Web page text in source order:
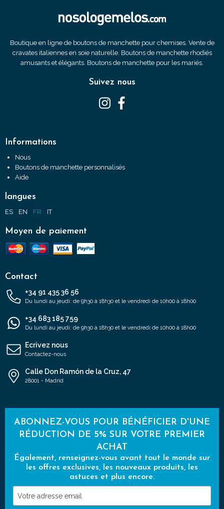
Boutique en ligne de boutons de manchette pour chemises. Vente de
cravates italiennes en soie naturelle. Boutons de manchette rhodiés
amusants et élégants. Boutons de manchette pour les mariés.
Suivez nous
Informations
Nous
Boutons de manchette personnalisés
Aide
langues
ES EN FR IT
Moyen de paiement
Contact
+34 91 435 36 56
Du lundi au jeudi: de 9h30 à 18h30 et le vendredi de 10h00 à 18h00
+34 683 185 759
Du lundi au jeudi: de 9h30 à 18h30 et le vendredi de 10h00 à 18h00
Ecrivez nous
Contactez-nous
Calle Don Ramón de la Cruz, 47
28001 - Madrid
ABONNEZ-VOUS POUR BÉNÉFICIER D'UNE
RÉDUCTION DE 5% SUR VOTRE PREMIER
ACHAT
Également, renseignez-vous avant tout le monde sur
les offres exclusives, les nouveaux produits, les
astuces et plus encore.
Votre
adresse